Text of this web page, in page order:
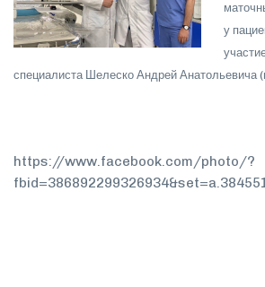
у
специалиста Шелеско Андрей Анатольевича
https://www.facebook.com/photo/?